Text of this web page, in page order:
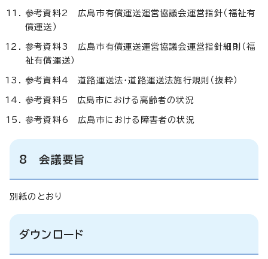
参考資料2 広島市有償運送運営協議会運営指針（福祉有
償運送）
参考資料3 広島市有償運送運営協議会運営指針細則（福
祉有償運送）
参考資料4 道路運送法・道路運送法施行規則（抜粋）
参考資料5 広島市における高齢者の状況
参考資料6 広島市における障害者の状況
8 会議要旨
別紙のとおり
ダウンロード